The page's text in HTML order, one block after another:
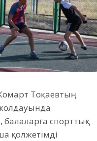
Тоқаевтың
спорттық
қолжетімді